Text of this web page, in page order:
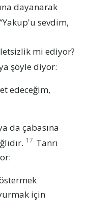
dayanarak
sevdim,
mi ediyor?
şöyle diyor:
edeceğim,
da çabasına
17 Tanrı
için